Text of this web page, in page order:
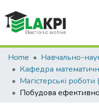
Communities & Collections
All of DSpace
Statistics
Home